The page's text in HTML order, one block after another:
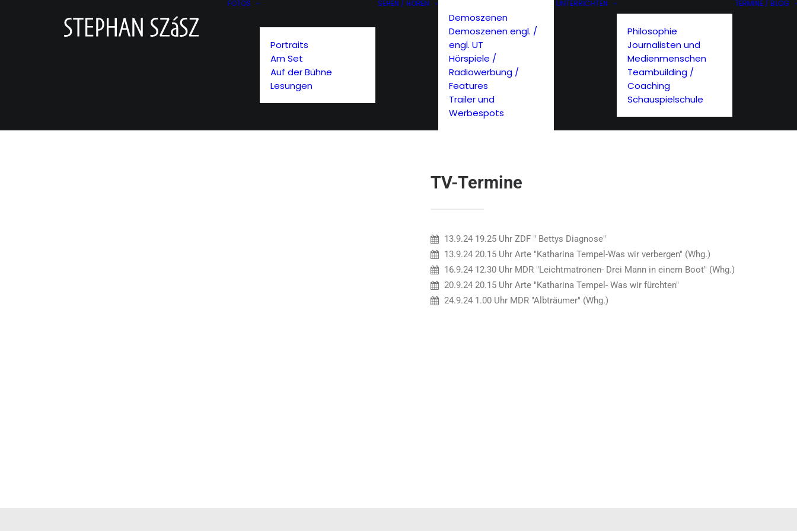
FOTOS
Portraits
Am Set
Auf der Bühne
Lesungen
SEHEN / HÖREN
Demoszenen
Demoszenen engl. /
engl. UT
Hörspiele /
Radiowerbung /
Features
Trailer und
Werbespots
UNTERRICHTEN
Philosophie
Journalisten und
Medienmenschen
Teambuilding /
Coaching
Schauspielschule
TERMINE / BLOG
TV-Termine
13.9.24 19.25 Uhr ZDF " Bettys Diagnose"
13.9.24 20.15 Uhr Arte "Katharina Tempel-Was wir verbergen" (Whg.)
16.9.24 12.30 Uhr MDR "Leichtmatronen- Drei Mann in einem Boot" (Whg.)
20.9.24 20.15 Uhr Arte "Katharina Tempel- Was wir fürchten"
24.9.24 1.00 Uhr MDR "Albträumer" (Whg.)